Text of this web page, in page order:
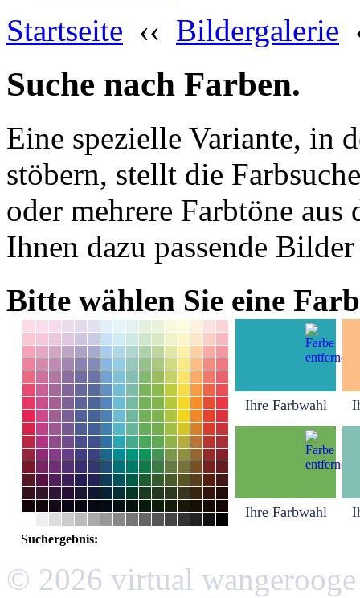
Startseite ‹‹ Bildergalerie
Suche nach Farben.
Eine spezielle Variante, in
stöbern, stellt die
oder mehrere Farbtöne
Ihnen dazu passende
Bitte wählen Sie eine
Ihre Farbwahl
Ihre Farbwahl
Suchergebnis:
© 2026 virtual wangerooge